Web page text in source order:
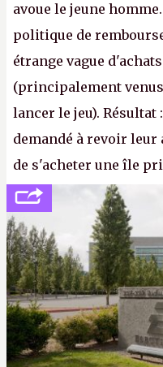
avoue le jeune
politique de
étrange vague
(principalement
lancer le jeu). Résultat
demandé à revoir leur
de s'acheter une île
peine 2 000 dollars
cher payé que le
apprendra aux petits
Gabe Newell aussi